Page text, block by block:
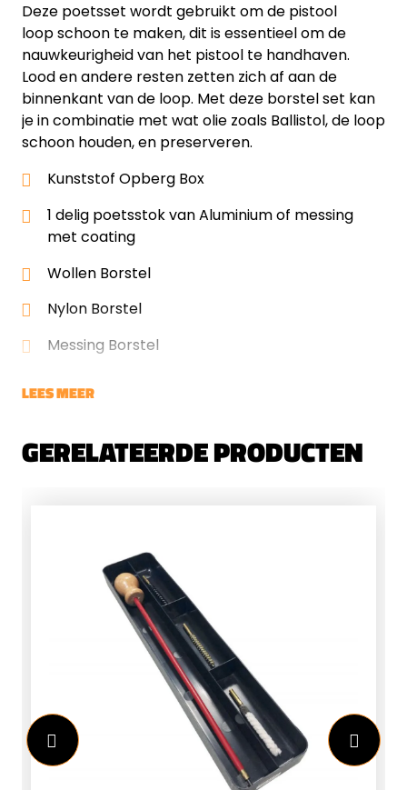
Deze poetsset wordt gebruikt om de pistool
loop schoon te maken, dit is essentieel om de
nauwkeurigheid van het pistool te handhaven.
Lood en andere resten zetten zich af aan de
binnenkant van de loop. Met deze borstel set kan
je in combinatie met wat olie zoals Ballistol, de loop
schoon houden, en preserveren.
Kunststof Opberg Box
1 delig poetsstok van Aluminium of messing
met coating
Wollen Borstel
Nylon Borstel
Messing Borstel
LEES MEER
GERELATEERDE PRODUCTEN